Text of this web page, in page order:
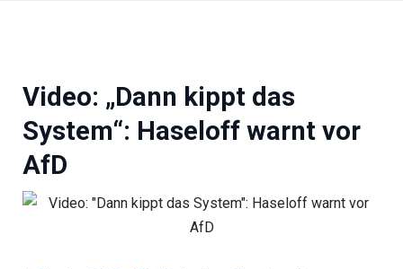
Video: „Dann kippt das
System“: Haseloff warnt vor
AfD